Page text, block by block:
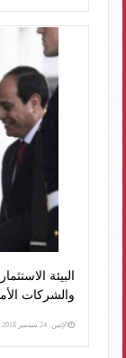
البيئة
والشركات
الإثنين، 24 سبتمبر 2018 12:00 م